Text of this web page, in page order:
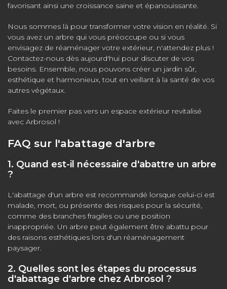
favorisant ainsi une croissance saine et épanouissante.
Nous sommes là pour transformer votre vision en réalité. Si
vous avez un arbre qui vous préoccupe ou si vous
envisagez de réaménager votre extérieur, n'attendez plus !
Contactez-nous dès aujourd'hui pour discuter de vos
besoins. Ensemble, nous pouvons créer un jardin sûr,
esthétique et harmonieux, tout en veillant à la santé de vos
autres végétaux.
Faites le premier pas vers un espace extérieur revitalisé
avec Arbrosol !
FAQ sur l'abattage d'arbre
1. Quand est-il nécessaire d'abattre un arbre
?
L'abattage d'un arbre est recommandé lorsque celui-ci est
malade, mort, ou présente des risques pour la sécurité,
comme des branches fragiles ou une position
inappropriée. Un arbre peut également être abattu pour
des raisons esthétiques lors d'un réaménagement
paysager.
2. Quelles sont les étapes du processus
d'abattage d'arbre chez Arbrosol ?